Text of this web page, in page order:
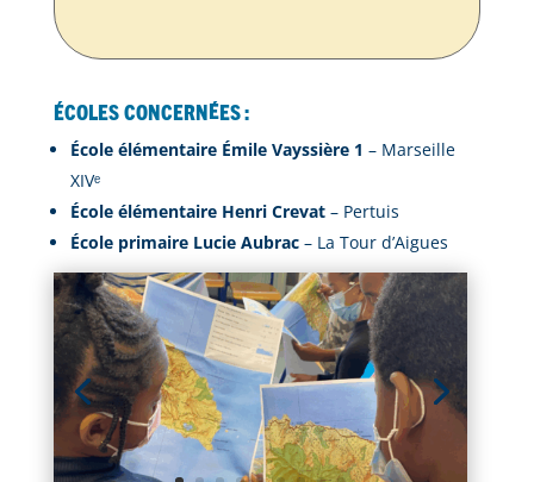
Écoles concernées :
École élémentaire Émile Vayssière 1 – Marseille
XIVᵉ
École élémentaire Henri Crevat– Pertuis
École primaire Lucie Aubrac– La Tour d’Aigues